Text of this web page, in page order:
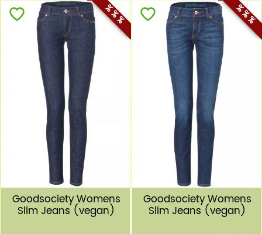
% % %
Goodsociety Womens
Slim Jeans (vegan)
% % %
Goodsociety Womens
Slim Jeans (vegan)